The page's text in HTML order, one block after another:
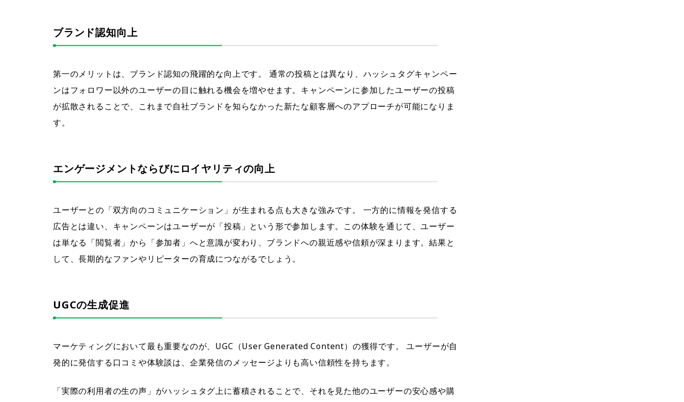
ブランド認知向上
第一のメリットは、ブランド認知の飛躍的な向上です。 通常の投稿とは異なり、ハッシュタグキャンペー
ンはフォロワー以外のユーザーの目に触れる機会を増やせます。キャンペーンに参加したユーザーの投稿
が拡散されることで、これまで自社ブランドを知らなかった新たな顧客層へのアプローチが可能になりま
す。
エンゲージメントならびにロイヤリティの向上
ユーザーとの「双方向のコミュニケーション」が生まれる点も大きな強みです。 一方的に情報を発信する
広告とは違い、キャンペーンはユーザーが「投稿」という形で参加します。この体験を通じて、ユーザー
は単なる「閲覧者」から「参加者」へと意識が変わり、ブランドへの親近感や信頼が深まります。結果と
して、長期的なファンやリピーターの育成につながるでしょう。
UGCの生成促進
マーケティングにおいて最も重要なのが、UGC（User Generated Content）の獲得です。 ユーザーが自
発的に発信する口コミや体験談は、企業発信のメッセージよりも高い信頼性を持ちます。
「実際の利用者の生の声」がハッシュタグ上に蓄積されることで、それを見た他のユーザーの安心感や購